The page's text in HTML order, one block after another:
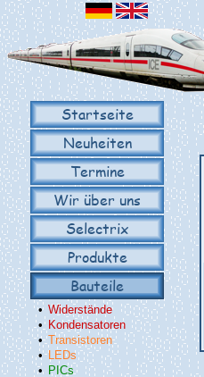
Startseite
Neuheiten
Termine
Wir über uns
Selectrix
Produkte
Bauteile
• Widerstände
• Kondensatoren
•Transistoren
•LEDs
• PICs